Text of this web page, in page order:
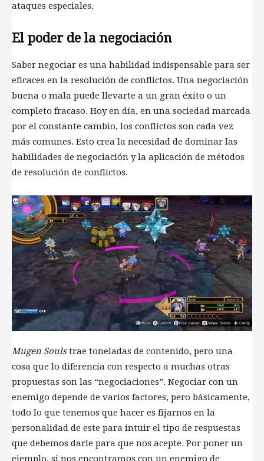
ataques especiales.
El poder de la negociación
Saber negociar es una habilidad indispensable para ser
eficaces en la resolución de conflictos. Una negociación
buena o mala puede llevarte a un gran éxito o un
completo fracaso. Hoy en día, en una sociedad marcada
por el constante cambio, los conflictos son cada vez
más comunes. Esto crea la necesidad de dominar las
habilidades de negociación y la aplicación de métodos
de resolución de conflictos.
Mugen Soulstrae toneladas de contenido, pero una
cosa que lo diferencia con respecto a muchas otras
propuestas son las “negociaciones”. Negociar con un
enemigo depende de varios factores, pero básicamente,
todo lo que tenemos que hacer es fijarnos en la
personalidad de este para intuir el tipo de respuestas
que debemos darle para que nos acepte. Por poner un
ejemplo, si nos encontramos con un enemigo de